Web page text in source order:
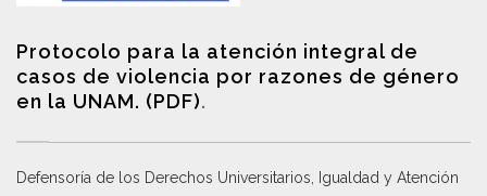
Protocolo para la atención integral de
casos de violencia por razones de género
en la UNAM. (PDF).
Defensoría de los Derechos Universitarios, Igualdad y Atención